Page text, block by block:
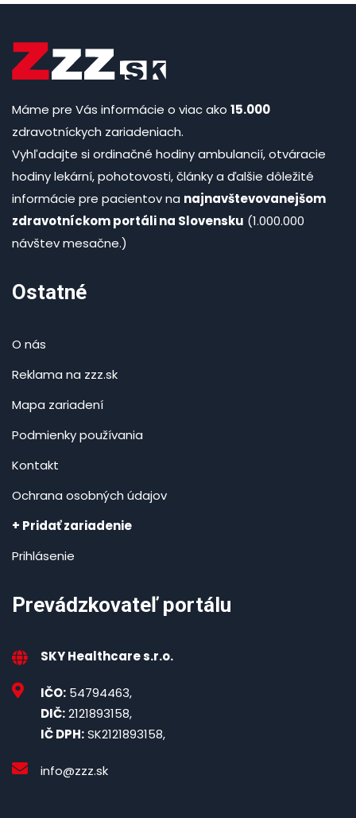
Máme pre Vás informácie o viac ako 15.000
zdravotníckych zariadeniach.
Vyhľadajte si ordinačné hodiny ambulancií, otváracie
hodiny lekární, pohotovosti, články a ďalšie dôležité
informácie pre pacientov na najnavštevovanejšom
zdravotníckom portáli na Slovensku (1.000.000
návštev mesačne.)
Ostatné
O nás
Reklama na zzz.sk
Mapa zariadení
Podmienky používania
Kontakt
Ochrana osobných údajov
+ Pridať zariadenie
Prihlásenie
Prevádzkovateľ portálu
SKY Healthcare s.r.o.
IČO: 54794463,
DIČ:2121893158,
IČ DPH:SK2121893158,
info@zzz.sk